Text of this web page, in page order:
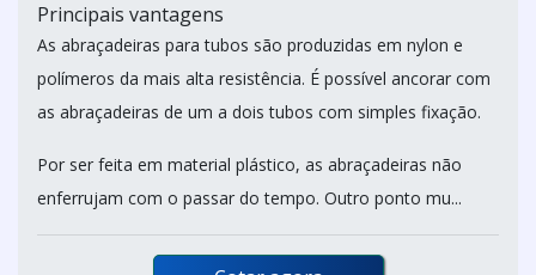
Principais vantagens
As abraçadeiras para tubos são produzidas em nylon e
polímeros da mais alta resistência. É possível ancorar com
as abraçadeiras de um a dois tubos com simples fixação.
Por ser feita em material plástico, as abraçadeiras não
enferrujam com o passar do tempo. Outro ponto mu...